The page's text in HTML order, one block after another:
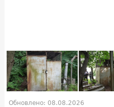
Обновлено: 08.08.2026